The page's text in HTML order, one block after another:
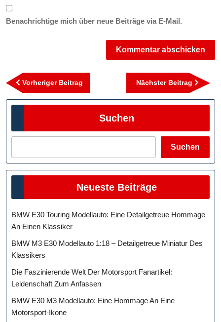
Benachrichtige mich über neue Beiträge via E-Mail.
Beitragsnavigation
Vorheriger Beitrag
Beitrag
Nächster Beitrag
Suchen
Suchen
Neueste Beiträge
BMW E30 Touring Modellauto: Eine Detailgetreue Hommage
An Einen Klassiker
BMW M3 E30 Modellauto 1:18 – Detailgetreue Miniatur Des
Klassikers
Die Faszinierende Welt Der Motorsport Fanartikel:
Leidenschaft Zum Anfassen
BMW E30 M3 Modellauto: Eine Hommage An Eine
Motorsport-Ikone